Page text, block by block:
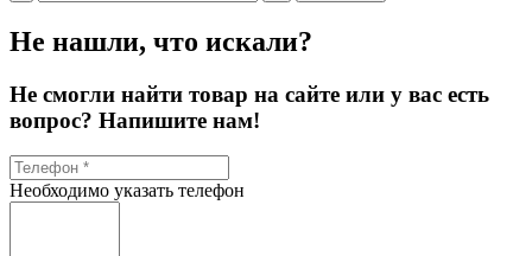
Не нашли, что искали?
Не смогли найти товар на сайте или у вас есть
вопрос? Напишите нам!
Необходимо указать телефон